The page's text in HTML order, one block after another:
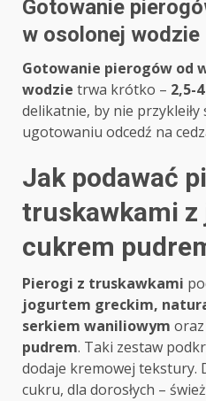
Gotowanie
w osolonej wodzie
Gotowanie pierogów od
wodzie trwa krótko – 2,5-
delikatnie, by nie przykleiły
ugotowaniu odcedź na
Jak podawać
truskawkami
cukrem
Pierogi z truskawkami
jogurtem greckim,
serkiem waniliowym
pudrem. Taki zestaw
dodaje kremowej tekstury.
cukru, dla dorosłych –